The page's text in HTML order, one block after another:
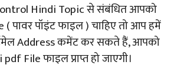
Hindi Topic से संबंधित आपको
पावर पॉइंट फाइल ) चाहिए तो आप हमें
Address कमेंट कर सकते हैं, आपको
File फाइल प्राप्त हो जाएगी।